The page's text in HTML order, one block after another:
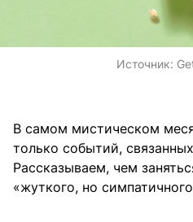
Источник:
В самом мистическом
только событий,
Рассказываем, чем
«жуткого, но